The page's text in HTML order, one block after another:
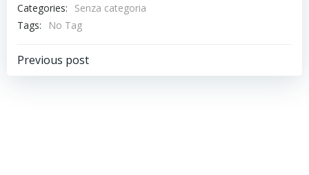
Categories:
Senza categoria
Tags:
No Tag
Navigazione
Previous post